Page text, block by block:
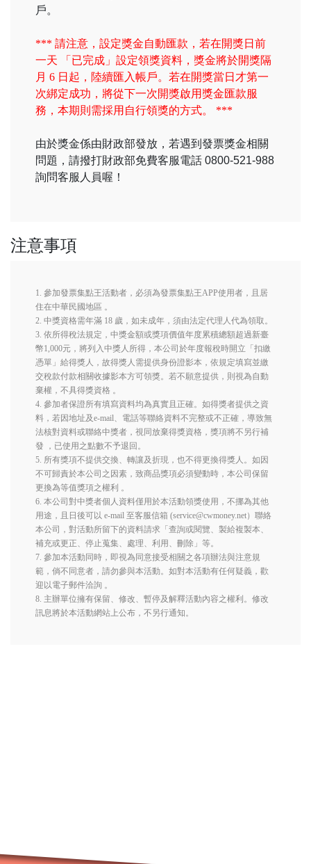
戶。
*** 請注意，設定獎金自動匯款，若在開獎日前
一天 「已完成」設定領獎資料，獎金將於開獎隔
月 6 日起，陸續匯入帳戶。若在開獎當日才第一
次綁定成功，將從下一次開獎啟用獎金匯款服
務，本期則需採用自行領獎的方式。 ***
由於獎金係由財政部發放，若遇到發票獎金相關
問題，請撥打財政部免費客服電話 0800-521-988
詢問客服人員喔！
注意事項
1. 參加發票集點王活動者，必須為發票集點王APP使用者，且居
住在中華民國地區 。
2. 中獎資格需年滿 18 歲，如未成年，須由法定代理人代為領取。
3. 依所得稅法規定，中獎金額或獎項價值年度累積總額超過新臺
幣1,000元，將列入中獎人所得，本公司於年度報稅時開立「扣繳
憑單」給得獎人，故得獎人需提供身份證影本，依規定填寫並繳
交稅款付款相關收據影本方可領獎。若不願意提供，則視為自動
棄權，不具得獎資格 。
4. 參加者保證所有填寫資料均為真實且正確。如得獎者提供之資
料，若因地址及e-mail、電話等聯絡資料不完整或不正確，導致無
法核對資料或聯絡中獎者，視同放棄得獎資格，獎項將不另行補
發 ，已使用之點數不予退回。
5. 所有獎項不提供交換、轉讓及折現，也不得更換得獎人。如因
不可歸責於本公司之因素，致商品獎項必須變動時，本公司保留
更換為等值獎項之權利 。
6. 本公司對中獎者個人資料僅用於本活動領獎使用，不挪為其他
用途，且日後可以 e-mail 至客服信箱 (service@cwmoney.net）聯絡
本公司，對活動所留下的資料請求「查詢或閱覽、製給複製本、
補充或更正、停止蒐集、處理、利用、刪除」等。
7. 參加本活動同時，即視為同意接受相關之各項辦法與注意規
範，倘不同意者，請勿參與本活動。如對本活動有任何疑義，歡
迎以電子郵件洽詢 。
8. 主辦單位擁有保留、修改、暫停及解釋活動內容之權利。修改
訊息將於本活動網站上公布，不另行通知。